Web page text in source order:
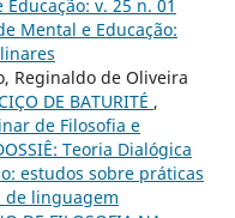
v. 25 n. 01
Mental e Educação:
Reginaldo de Oliveira
DE BATURITÉ ,
de Filosofia e
Teoria Dialógica
estudos sobre práticas
de linguagem